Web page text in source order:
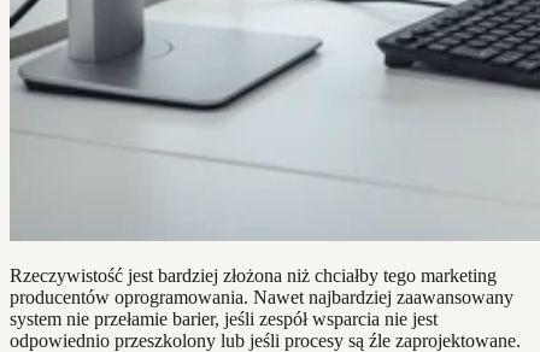
Rzeczywistość jest bardziej złożona niż chciałby tego marketing
producentów oprogramowania. Nawet najbardziej zaawansowany
system nie przełamie barier, jeśli zespół wsparcia nie jest
odpowiednio przeszkolony lub jeśli procesy są źle zaprojektowane.